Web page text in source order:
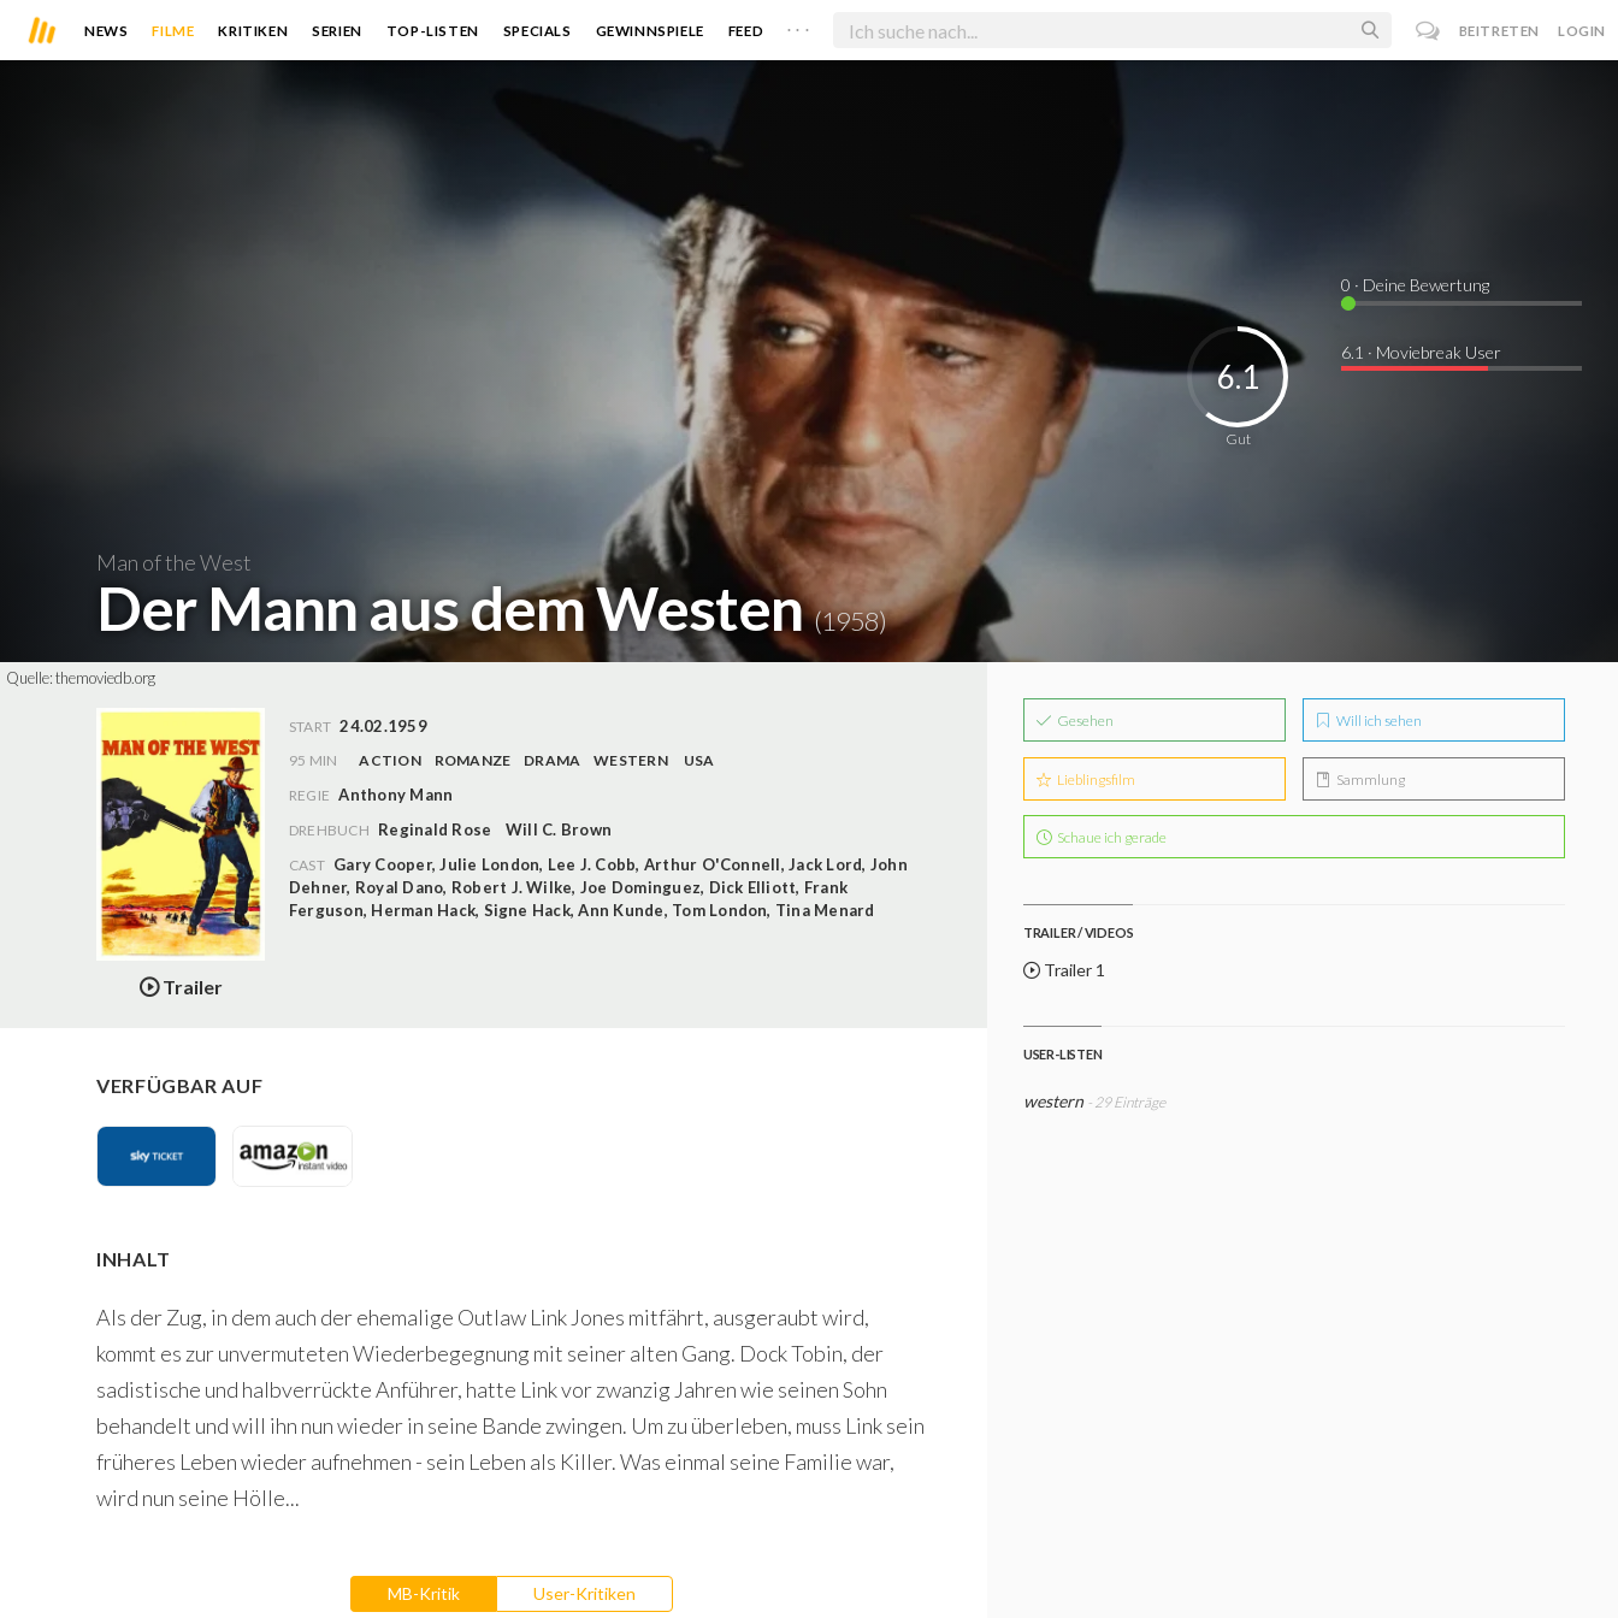
NEWS FILME KRITIKEN SERIEN TOP-LISTEN SPECIALS GEWINNSPIELE FEED . . . BEITRETEN LOGIN
Man of the West
Der Mann aus dem Westen(1958)
Gut
6.1
0 · Deine Bewertung
6.1 · Moviebreak User
Quelle:themoviedb.org
Trailer
START 24.02.1959
95 MIN ACTION ROMANZE DRAMA WESTERN
USA
REGIE Anthony Mann
DREHBUCH Reginald Rose Will C. Brown
CAST Gary Cooper,Julie London, Lee J. Cobb, Arthur O'Connell,Jack Lord, John
Dehner, Royal Dano, Robert J. Wilke, Joe Dominguez, Dick Elliott, Frank
Ferguson, Herman Hack, Signe Hack,Ann Kunde, Tom London, Tina Menard
VERFÜGBAR AUF
INHALT
Als der Zug, in dem auch der ehemalige Outlaw Link Jones mitfährt, ausgeraubt wird,
kommt es zur unvermuteten Wiederbegegnung mit seiner alten Gang. Dock Tobin, der
sadistische und halbverrückte Anführer, hatte Link vor zwanzig Jahren wie seinen Sohn
behandelt und will ihn nun wieder in seine Bande zwingen. Um zu überleben, muss Link sein
früheres Leben wieder aufnehmen - sein Leben als Killer. Was einmal seine Familie war,
wird nun seine Hölle...
MB-Kritik User-Kritiken
Gesehen Will ich sehen
Lieblingsfilm Sammlung
Schaue ich gerade
TRAILER / VIDEOS
Trailer 1
USER-LISTEN
western - 29 Einträge